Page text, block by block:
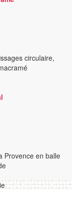
circulaire,
Provence en balle